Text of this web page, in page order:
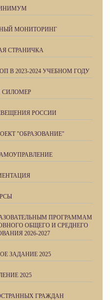
МОНИТОРИНГ
СТРАНИЧКА
В 2023-2024 УЧЕБНОМ ГОДУ
СИЛОМЕР
РОССИИ
"ОБРАЗОВАНИЕ"
ПРОГРАММАМ
ОБЩЕГО И СРЕДНЕГО
2026-2027
ЗАДАНИЕ 2025
2025
ГРАЖДАН